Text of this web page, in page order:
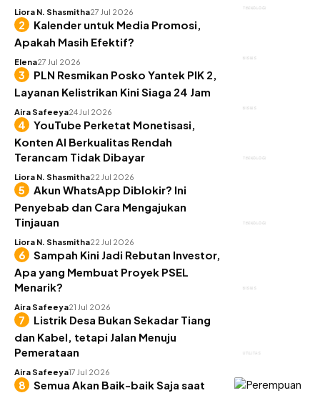
TEKNOLOGI
Liora N. Shasmitha27 Jul 2026
BISNIS
Kalender untuk Media Promosi,
Apakah Masih Efektif?
Elena27 Jul 2026
BISNIS
PLN Resmikan Posko Yantek PIK 2,
Layanan Kelistrikan Kini Siaga 24 Jam
Aira Safeeya24 Jul 2026
TEKNOLOGI
YouTube Perketat Monetisasi,
Konten AI Berkualitas Rendah
Terancam Tidak Dibayar
Liora N. Shasmitha22 Jul 2026
TEKNOLOGI
Akun WhatsApp Diblokir? Ini
Penyebab dan Cara Mengajukan
Tinjauan
Liora N. Shasmitha22 Jul 2026
BISNIS
Sampah Kini Jadi Rebutan Investor,
Apa yang Membuat Proyek PSEL
Menarik?
Aira Safeeya21 Jul 2026
UTILITAS
Listrik Desa Bukan Sekadar Tiang
dan Kabel, tetapi Jalan Menuju
Pemerataan
Aira Safeeya17 Jul 2026
Semua Akan Baik-baik Saja saat